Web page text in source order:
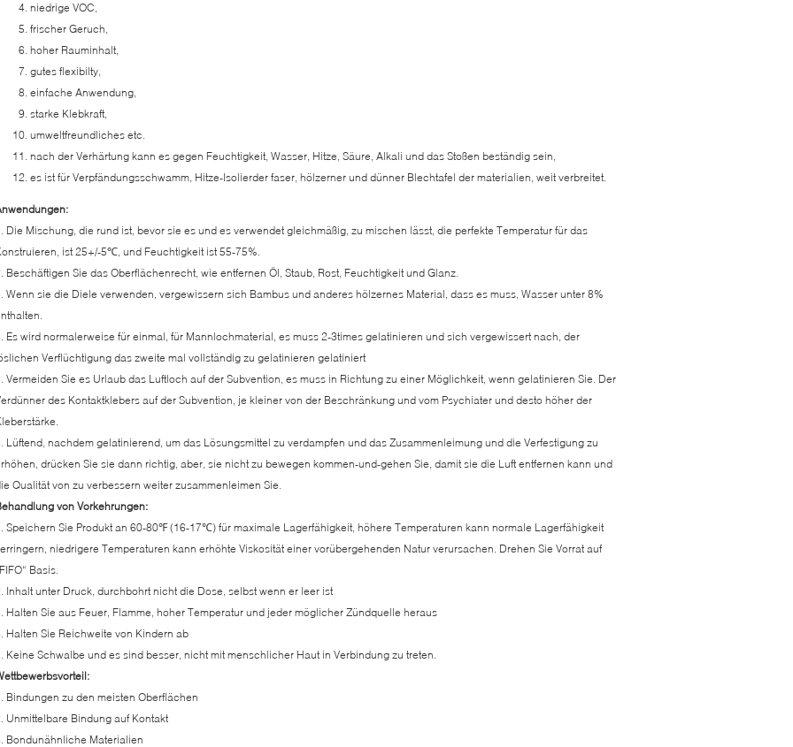
niedrige VOC,
frischer Geruch,
hoher Rauminhalt,
gutes flexibilty,
einfache Anwendung,
starke Klebkraft,
umweltfreundliches etc.
nach der Verhärtung kann es gegen Feuchtigkeit, Wasser, Hitze, Säure, Alkali und das Stoßen beständig sein,
es ist für Verpfändungsschwamm, Hitze-Isolierder faser, hölzerner und dünner Blechtafel der materialien, weit verbreitet.
Die Mischung, die rund ist, bevor sie es und es verwendet gleichmäßig, zu mischen lässt, die perfekte Temperatur für das
ist 25+/-5℃, und Feuchtigkeit ist 55-75%.
Beschäftigen Sie das Oberflächenrecht, wie entfernen Öl, Staub, Rost, Feuchtigkeit und Glanz.
Wenn sie die Diele verwenden, vergewissern sich Bambus und anderes hölzernes Material, dass es muss, Wasser unter 8%
Es wird normalerweise für einmal, für Mannlochmaterial, es muss 2-3times gelatinieren und sich vergewissert nach, der
Verflüchtigung das zweite mal vollständig zu gelatinieren gelatiniert
Vermeiden Sie es Urlaub das Luftloch auf der Subvention, es muss in Richtung zu einer Möglichkeit, wenn gelatinieren Sie. Der
des Kontaktklebers auf der Subvention, je kleiner von der Beschränkung und vom Psychiater und desto höher der
Lüftend, nachdem gelatinierend, um das Lösungsmittel zu verdampfen und das Zusammenleimung und die Verfestigung zu
drücken Sie sie dann richtig, aber, sie nicht zu bewegen kommen-und-gehen Sie, damit sie die Luft entfernen kann und
Qualität von zu verbessern weiter zusammenleimen Sie.
von Vorkehrungen:
Speichern Sie Produkt an 60-80℉ (16-17℃) für maximale Lagerfähigkeit, höhere Temperaturen kann normale Lagerfähigkeit
niedrigere Temperaturen kann erhöhte Viskosität einer vorübergehenden Natur verursachen. Drehen Sie Vorrat auf
Basis.
Inhalt unter Druck, durchbohrt nicht die Dose, selbst wenn er leer ist
Halten Sie aus Feuer, Flamme, hoher Temperatur und jeder möglicher Zündquelle heraus
Halten Sie Reichweite von Kindern ab
Keine Schwalbe und es sind besser, nicht mit menschlicher Haut in Verbindung zu treten.
Bindungen zu den meisten Oberflächen
Unmittelbare Bindung auf Kontakt
Bondunähnliche Materialien